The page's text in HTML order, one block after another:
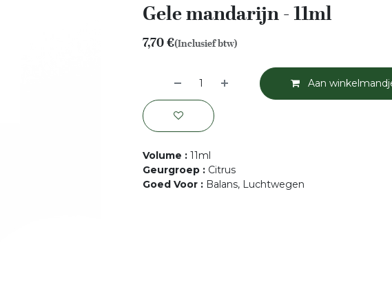
Gele mandarijn - 11ml
7,70€(Inclusief btw)
Aan
Volume : 11ml
Geurgroep : Citrus
Goed Voor : Balans, Luchtwegen